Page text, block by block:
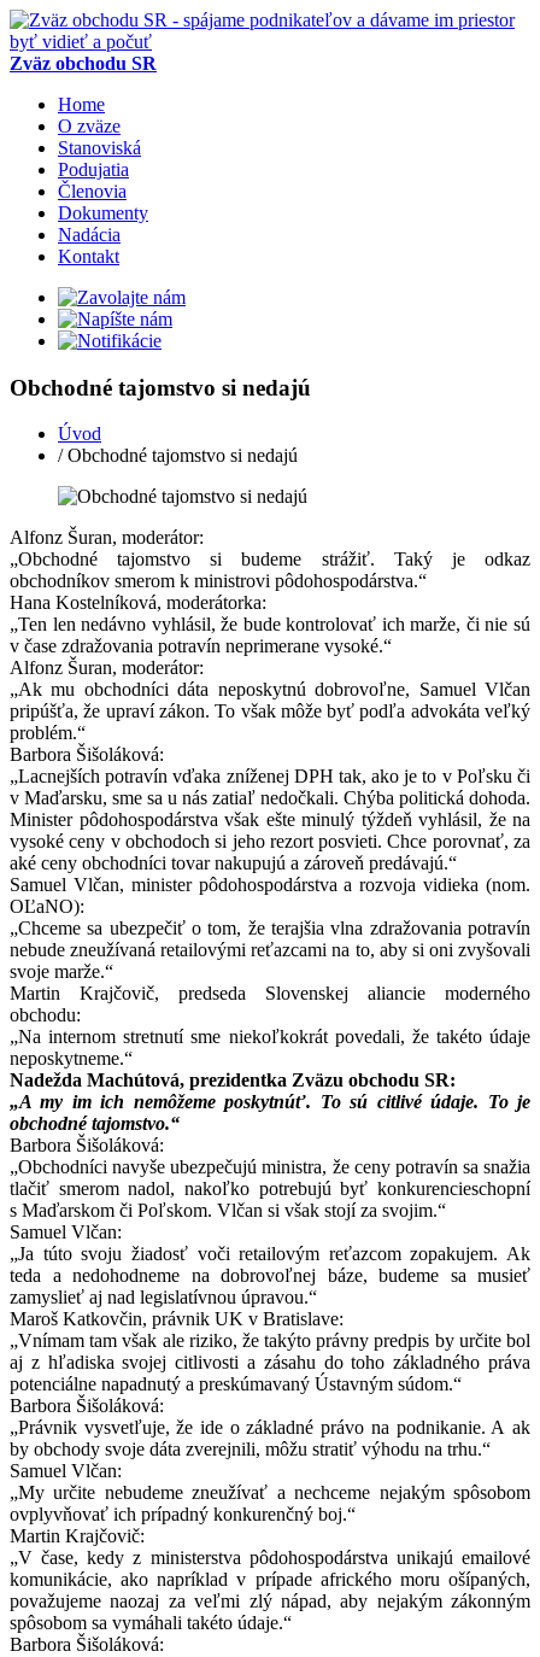
Zväz obchodu SR
Home
O zväze
Stanoviská
Podujatia
Členovia
Dokumenty
Nadácia
Kontakt
Obchodné tajomstvo si nedajú
Úvod
/ Obchodné tajomstvo si nedajú
Alfonz Šuran, moderátor:
„Obchodné tajomstvo si budeme strážiť. Taký je odkaz
obchodníkov smerom k ministrovi pôdohospodárstva.“
Hana Kostelníková, moderátorka:
„Ten len nedávno vyhlásil, že bude kontrolovať ich marže, či nie sú
v čase zdražovania potravín neprimerane vysoké.“
Alfonz Šuran, moderátor:
„Ak mu obchodníci dáta neposkytnú dobrovoľne, Samuel Vlčan
pripúšťa, že upraví zákon. To však môže byť podľa advokáta veľký
problém.“
Barbora Šišoláková:
„Lacnejších potravín vďaka zníženej DPH tak, ako je to v Poľsku či
v Maďarsku, sme sa u nás zatiaľ nedočkali. Chýba politická dohoda.
Minister pôdohospodárstva však ešte minulý týždeň vyhlásil, že na
vysoké ceny v obchodoch si jeho rezort posvieti. Chce porovnať, za
aké ceny obchodníci tovar nakupujú a zároveň predávajú.“
Samuel Vlčan, minister pôdohospodárstva a rozvoja vidieka (nom.
OĽaNO):
„Chceme sa ubezpečiť o tom, že terajšia vlna zdražovania potravín
nebude zneužívaná retailovými reťazcami na to, aby si oni zvyšovali
svoje marže.“
Martin Krajčovič, predseda Slovenskej aliancie moderného
obchodu:
„Na internom stretnutí sme niekoľkokrát povedali, že takéto údaje
neposkytneme.“
Nadežda Machútová, prezidentka Zväzu obchodu SR:
„A my im ich nemôžeme poskytnúť. To sú citlivé údaje. To je
obchodné tajomstvo.“
Barbora Šišoláková:
„Obchodníci navyše ubezpečujú ministra, že ceny potravín sa snažia
tlačiť smerom nadol, nakoľko potrebujú byť konkurencieschopní
s Maďarskom či Poľskom. Vlčan si však stojí za svojim.“
Samuel Vlčan:
„Ja túto svoju žiadosť voči retailovým reťazcom zopakujem. Ak
teda a nedohodneme na dobrovoľnej báze, budeme sa musieť
zamyslieť aj nad legislatívnou úpravou.“
Maroš Katkovčin, právnik UK v Bratislave:
„Vnímam tam však ale riziko, že takýto právny predpis by určite bol
aj z hľadiska svojej citlivosti a zásahu do toho základného práva
potenciálne napadnutý a preskúmavaný Ústavným súdom.“
Barbora Šišoláková:
„Právnik vysvetľuje, že ide o základné právo na podnikanie. A ak
by obchody svoje dáta zverejnili, môžu stratiť výhodu na trhu.“
Samuel Vlčan:
„My určite nebudeme zneužívať a nechceme nejakým spôsobom
ovplyvňovať ich prípadný konkurenčný boj.“
Martin Krajčovič:
„V čase, kedy z ministerstva pôdohospodárstva unikajú emailové
komunikácie, ako napríklad v prípade afrického moru ošípaných,
považujeme naozaj za veľmi zlý nápad, aby nejakým zákonným
spôsobom sa vymáhali takéto údaje.“
Barbora Šišoláková: